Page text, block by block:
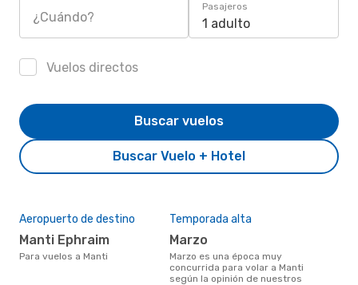
¿Cuándo?
Pasajeros
1 adulto
Vuelos directos
Buscar Vuelo + Hotel
Buscar vuelos
Aeropuerto de destino
Manti Ephraim
Para vuelos a Manti
Temporada alta
marzo
marzo es una época muy
concurrida para volar a Manti
según la opinión de nuestros